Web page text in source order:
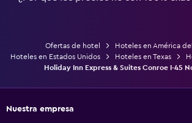
Ofertas de hotel
Hoteles en América
Hoteles en Estados Unidos
Hoteles en Texas
Holiday Inn Express & Suites Conroe I-45
Nuestra empresa